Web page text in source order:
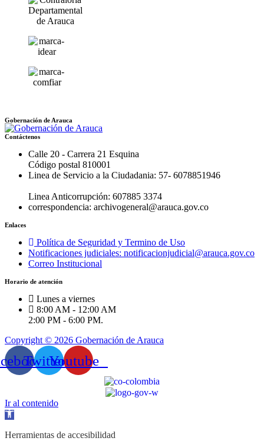
Gobernación de Arauca
Contáctenos
Calle 20 - Carrera 21 Esquina
Código postal 810001
Linea de Servicio a la Ciudadania: 57- 6078851946
Linea Anticorrupción: 607885 3374
correspondencia: archivogeneral@arauca.gov.co
Enlaces
Política de Seguridad y Termino de Uso
Notificaciones judiciales: notificacionjudicial@arauca.gov.co
Correo Institucional
Horario de atención
Lunes a viernes
8:00 AM - 12:00 AM
2:00 PM - 6:00 PM.
Copyright © 2026 Gobernación de Arauca
TwitterYoutube
Ir al contenido
Abrir
de
Herramientas de accesibilidad